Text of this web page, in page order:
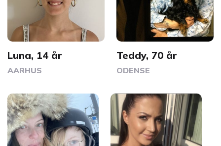
Luna, 14 år
AARHUS
Teddy, 70 år
ODENSE